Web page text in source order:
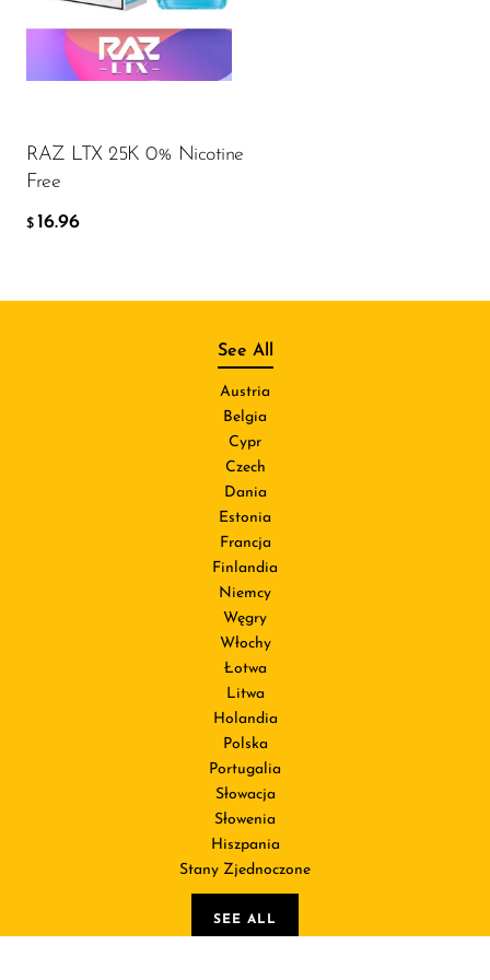
RAZ LTX 25K 0% Nicotine
Free
$ 16.96
See All
Austria
Belgia
Cypr
Czech
Dania
Estonia
Francja
Finlandia
Niemcy
Węgry
Włochy
Łotwa
Litwa
Holandia
Polska
Portugalia
Słowacja
Słowenia
Hiszpania
Stany Zjednoczone
SEE ALL